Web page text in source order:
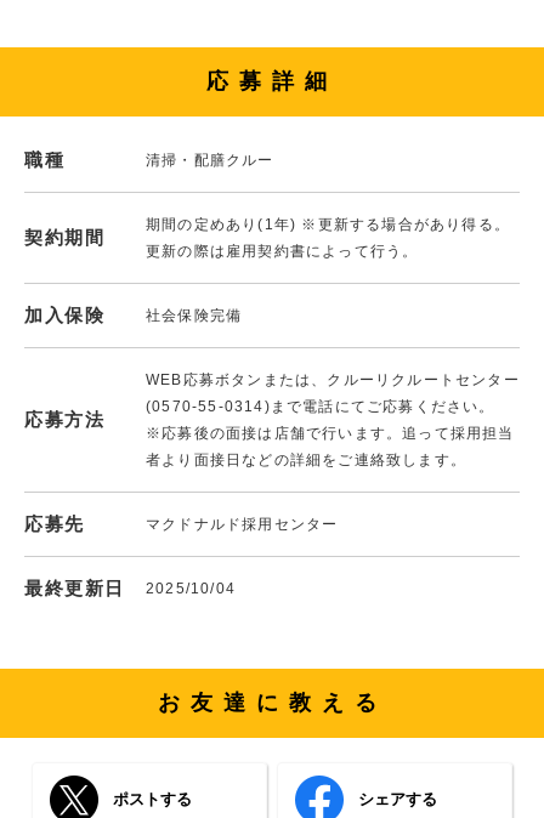
応募詳細
職種 清掃・配膳クルー
契約期間
期間の定めあり(1年) ※更新する場合があり得る。
更新の際は雇用契約書によって行う。
加入保険 社会保険完備
応募方法
WEB応募ボタンまたは、クルーリクルートセンター
(0570-55-0314)まで電話にてご応募ください。
※応募後の面接は店舗で行います。追って採用担当
者より面接日などの詳細をご連絡致します。
応募先 マクドナルド採用センター
最終更新日 2025/10/04
お友達に教える
ポストする シェアする